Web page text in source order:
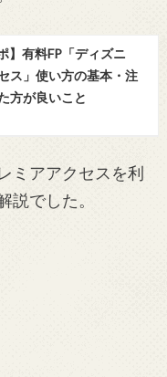
】有料FP「ディズニ
ス」使い方の基本・注
方が良いこと
ミアアクセスを利
説でした。